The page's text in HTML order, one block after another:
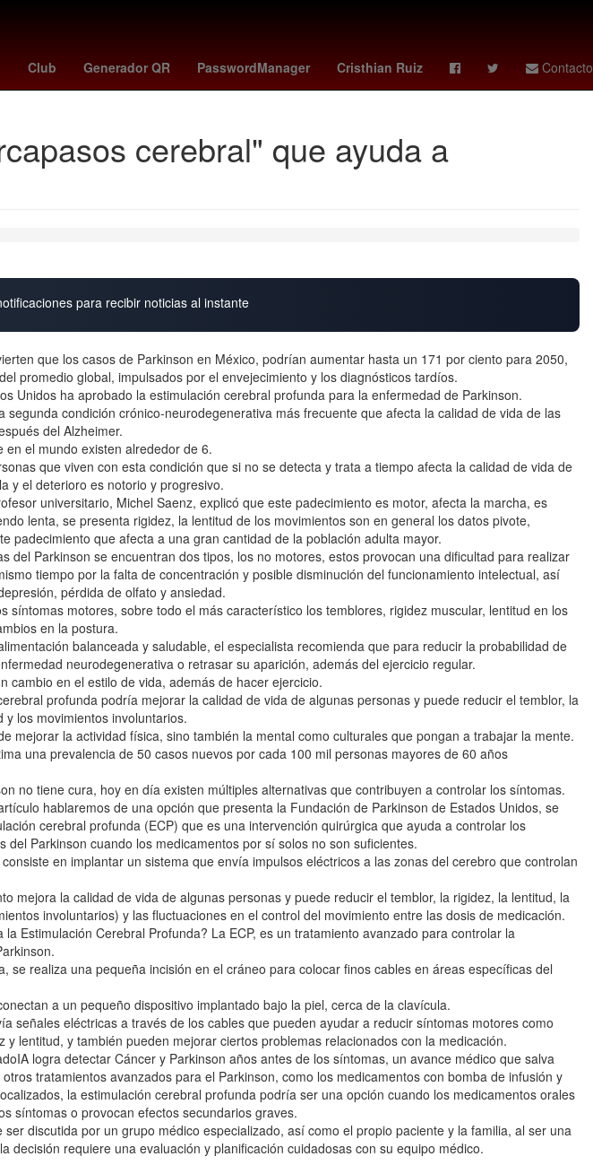
Club Generador QR PasswordManager Cristhian Ruiz Contacto
tag estafa tipo de cambio dolar lafc - guadalajara HBO alianza lima - atlético grau
cerebral" que ayuda a
para recibir noticias al instante
que los casos de Parkinson en México, podrían aumentar hasta un 171 por ciento para 2050,
promedio global, impulsados por el envejecimiento y los diagnósticos tardíos.
Unidos ha aprobado la estimulación cerebral profunda para la enfermedad de Parkinson.
segunda condición crónico-neurodegenerativa más frecuente que afecta la calidad de vida de las
del Alzheimer.
en el mundo existen alrededor de 6.
que viven con esta condición que si no se detecta y trata a tiempo afecta la calidad de vida de
y el deterioro es notorio y progresivo.
universitario, Michel Saenz, explicó que este padecimiento es motor, afecta la marcha, es
lenta, se presenta rigidez, la lentitud de los movimientos son en general los datos pivote,
padecimiento que afecta a una gran cantidad de la población adulta mayor.
del Parkinson se encuentran dos tipos, los no motores, estos provocan una dificultad para realizar
tiempo por la falta de concentración y posible disminución del funcionamiento intelectual, así
pérdida de olfato y ansiedad.
síntomas motores, sobre todo el más característico los temblores, rigidez muscular, lentitud en los
en la postura.
balanceada y saludable, el especialista recomienda que para reducir la probabilidad de
neurodegenerativa o retrasar su aparición, además del ejercicio regular.
cambio en el estilo de vida, además de hacer ejercicio.
profunda podría mejorar la calidad de vida de algunas personas y puede reducir el temblor, la
y los movimientos involuntarios.
mejorar la actividad física, sino también la mental como culturales que pongan a trabajar la mente.
una prevalencia de 50 casos nuevos por cada 100 mil personas mayores de 60 años
no tiene cura, hoy en día existen múltiples alternativas que contribuyen a controlar los síntomas.
hablaremos de una opción que presenta la Fundación de Parkinson de Estados Unidos, se
cerebral profunda (ECP) que es una intervención quirúrgica que ayuda a controlar los
del Parkinson cuando los medicamentos por sí solos no son suficientes.
en implantar un sistema que envía impulsos eléctricos a las zonas del cerebro que controlan
mejora la calidad de vida de algunas personas y puede reducir el temblor, la rigidez, la lentitud, la
involuntarios) y las fluctuaciones en el control del movimiento entre las dosis de medicación.
la Estimulación Cerebral Profunda? La ECP, es un tratamiento avanzado para controlar la
se realiza una pequeña incisión en el cráneo para colocar finos cables en áreas específicas del
a un pequeño dispositivo implantado bajo la piel, cerca de la clavícula.
señales eléctricas a través de los cables que pueden ayudar a reducir síntomas motores como
y lentitud, y también pueden mejorar ciertos problemas relacionados con la medicación.
logra detectar Cáncer y Parkinson años antes de los síntomas, un avance médico que salva
tratamientos avanzados para el Parkinson, como los medicamentos con bomba de infusión y
la estimulación cerebral profunda podría ser una opción cuando los medicamentos orales
síntomas o provocan efectos secundarios graves.
ser discutida por un grupo médico especializado, así como el propio paciente y la familia, al ser una
decisión requiere una evaluación y planificación cuidadosas con su equipo médico.